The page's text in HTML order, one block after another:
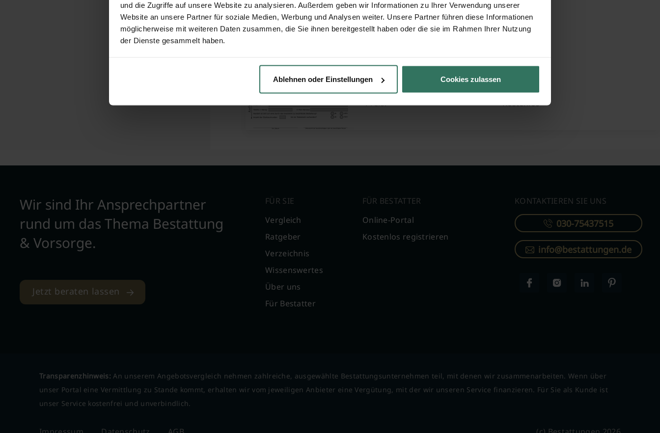
und die Zugriffe auf unsere Website zu analysieren. Außerdem geben wir Informationen zu Ihrer Verwendung unserer
Website an unsere Partner für soziale Medien, Werbung und Analysen weiter. Unsere Partner führen diese Informationen
möglicherweise mit weiteren Daten zusammen, die Sie ihnen bereitgestellt haben oder die sie im Rahmen Ihrer Nutzung
der Dienste gesammelt haben.
Ablehnen oder Einstellungen Cookies zulassen
Vollmacht zur Regelung der Bestattung
Jetzt herunterladen
Version:
Dateigröße:
Download-Anzahl:
Preis:
15.10.2012
31.896
Kostenlos
Wir sind Ihr Ansprechpartner
rund um das Thema Bestattung
& Vorsorge.
Jetzt beraten lassen
FÜR SIE
Vergleich
Ratgeber
Verzeichnis
Wissenswertes
Über uns
Für Bestatter
FÜR BESTATTER
Online-Portal
Kostenlos registrieren
KONTAKTIEREN SIE UNS
030-75437515
info@bestattungen.de
Transparenzhinweis: An unserem Angebotsvergleich nehmen zahlreiche, ausgewählte Bestattungsunternehmen teil, mit denen wir zusammenarbeiten. Wenn über
unser Portal eine Vermittlung zu Stande kommt, erhalten wir vom jeweiligen Anbieter eine Vergütung, mit der wir unseren Service finanzieren. Für Sie als Kunde ist
unser Service kostenfrei und unverbindlich.